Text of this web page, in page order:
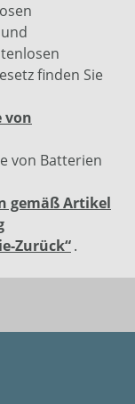
finden Sie
von
von Batterien
gemäß Artikel
Zurück“.